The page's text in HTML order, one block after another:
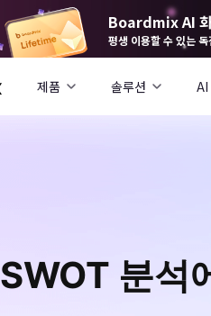
Boardmix AI 화
평생 이용할 수 있는
제품 솔루션 AI
SWOT 분석